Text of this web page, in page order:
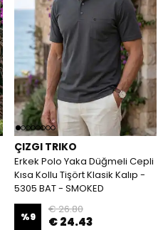
ÇIZGI TRIKO
Erkek Polo Yaka Düğmeli Cepli
Kısa Kollu Tişört Klasik Kalıp -
5305 BAT - SMOKED
%9
€ 26.80
€ 24.43